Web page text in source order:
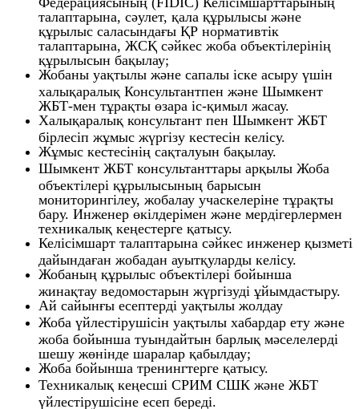
талаптарына, сәулет, қала құрылысы және
құрылыс саласындағы ҚР нормативтік
талаптарына, ЖСҚ сәйкес жоба объектілерінің
құрылысын бақылау;
Жобаны уақтылы және сапалы іске асыру үшін
халықаралық Консультантпен және Шымкент
ЖБТ-мен тұрақты өзара іс-қимыл жасау.
Халықаралық консультант пен Шымкент ЖБТ
бірлесіп жұмыс жүргізу кестесін келісу.
Жұмыс кестесінің сақталуын бақылау.
Шымкент ЖБТ консультанттары арқылы Жоба
объектілері құрылысының барысын
мониторингілеу, жобалау учаскелеріне тұрақты
бару. Инженер өкілдерімен және мердігерлермен
техникалық кеңестерге қатысу.
Келісімшарт талаптарына сәйкес инженер қызметі
дайындаған жобадан ауытқуларды келісу.
Жобаның құрылыс объектілері бойынша
жинақтау ведомостарын жүргізуді ұйымдастыру.
Ай сайынғы есептерді уақтылы жолдау
Жоба үйлестірушісін уақтылы хабардар ету және
жоба бойынша туындайтын барлық мәселелерді
шешу жөнінде шаралар қабылдау;
Жоба бойынша тренингтерге қатысу.
Техникалық кеңесші СРИМ СШК және ЖБТ
үйлестірушісіне есеп береді.